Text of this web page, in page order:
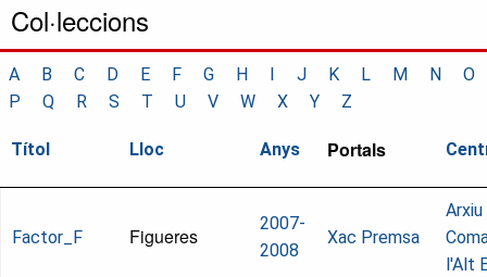
Col·leccions
A B C D E F G H I J K L M N
O
P
Q R S T U V W X Y Z
Títol Lloc Anys Portals
Factor_F Figueres
2007-
2008
Xac Premsa
Arxiu
l'Alt